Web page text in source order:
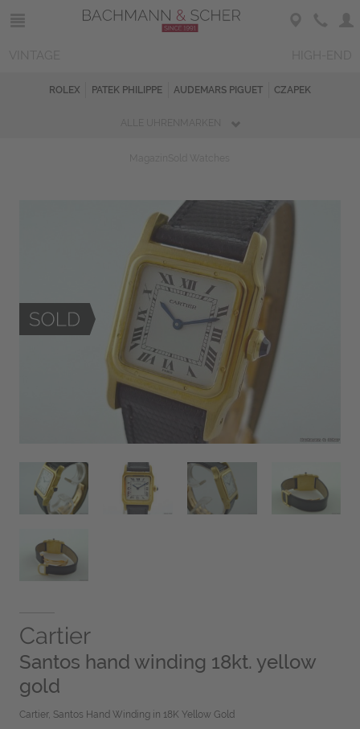
ROLEX PATEK PHILIPPE AUDEMARS PIGUET CZAPEK
Cartier
Santos hand winding 18kt. yellow
gold
Cartier, Santos Hand Winding in 18K Yellow Gold